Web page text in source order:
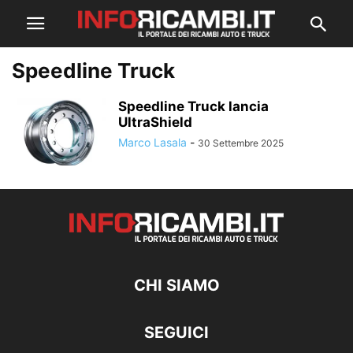
Speedline Truck
Speedline Truck lancia
UltraShield
Marco Lasala - 30 Settembre 2025
CHI SIAMO
SEGUICI